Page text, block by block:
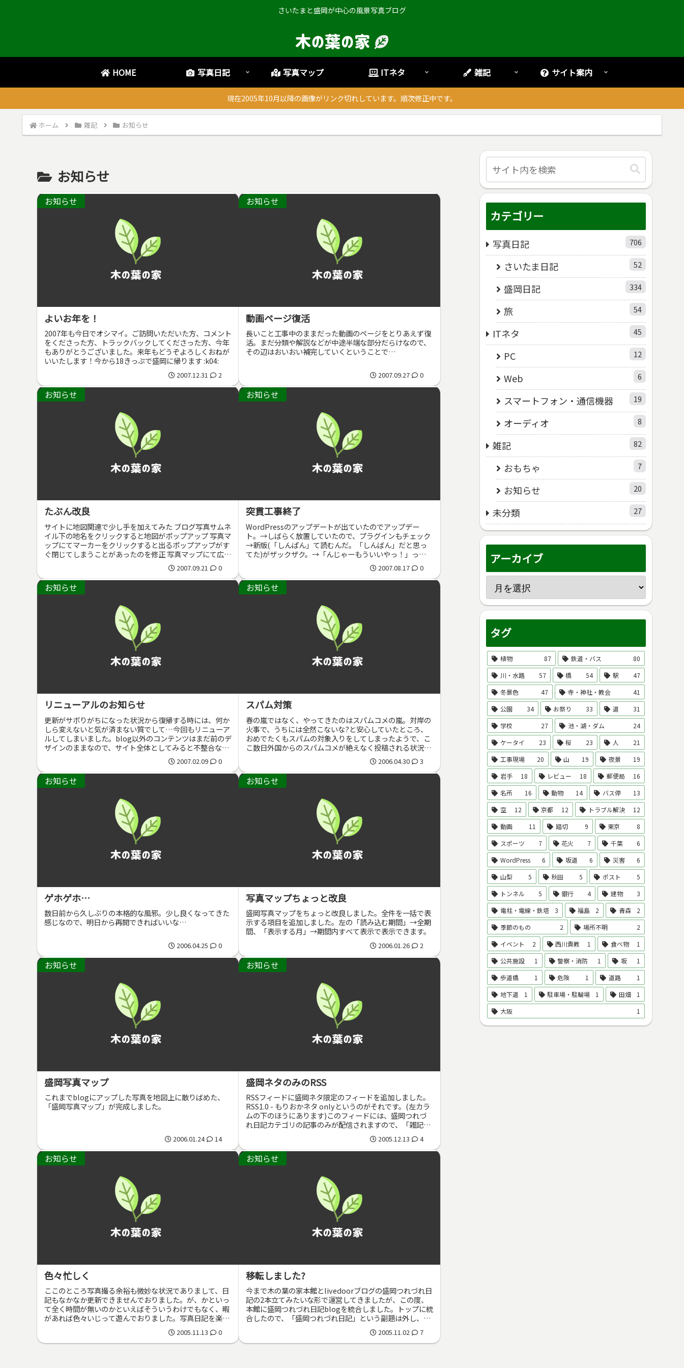
さいたまと盛岡が中心の風景写真ブログ
HOME 写真日記 写真マップ ITネタ 雑記 サイト案内
現在2005年10月以降の画像がリンク切れしています。順次修正中です。
ホーム 雑記 お知らせ
お知らせ
お知らせ
よいお年を！
2007年も今日でオシマイ。ご訪問いただいた方、コメント
をくださった方、トラックバックしてくださった方、今年
もありがとうございました。来年もどうぞよろしくおねが
いいたします！今から18きっぷで盛岡に帰ります :k04:
2007.12.31 2
お知らせ
動画ページ復活
長いこと工事中のままだった動画のページをとりあえず復
活。まだ分類や解説などが中途半端な部分だらけなので、
その辺はおいおい補完していくということで…
2007.09.27 0
お知らせ
たぶん改良
サイトに地図関連で少し手を加えてみた ブログ写真サムネ
イル下の地名をクリックすると地図がポップアップ 写真マ
ップにてマーカーをクリックすると出るポップアップがす
ぐ閉じてしまうことがあったのを修正 写真マップにて広域
2007.09.21 0
お知らせ
突貫工事終了
WordPressのアップデートが出ていたのでアップデー
ト。→しばらく放置していたので、プラグインもチェック
→新版(「しんぱん」て読むんだ。「しんばん」だと思っ
てた)がザックザク。→「んじゃーもういいやっ！」っと全
2007.08.17 0
お知らせ
リニューアルのお知らせ
更新がサボりがちになった状況から復帰する時には、何か
しら変えないと気が済まない質でして…今回もリニューア
ルしてしまいました。blog以外のコンテンツはまだ前のデ
ザインのままなので、サイト全体としてみると不整合な部
2007.02.09 0
お知らせ
スパム対策
春の嵐ではなく、やってきたのはスパムコメの嵐。対岸の
火事で、うちには全然こないな?と安心していたところ、
おめでたくもスパムの対象入りをしてしまったようで、こ
こ数日外国からのスパムコメが絶えなく投稿される状況(;
2006.04.30 3
お知らせ
ゲホゲホ…
数日前から久しぶりの本格的な風邪。少し良くなってきた
感じなので、明日から再開できればいいな…
2006.04.25 0
お知らせ
写真マップちょっと改良
盛岡写真マップをちょっと改良しました。全件を一括で表
示する項目を追加しました。左の「読み込む期間」→全期
間、「表示する月」→期間内すべて表示で表示できます。
2006.01.26 2
お知らせ
盛岡写真マップ
これまでblogにアップした写真を地図上に散りばめた、
「盛岡写真マップ」が完成しました。
2006.01.24 14
お知らせ
盛岡ネタのみのRSS
RSSフィードに盛岡ネタ限定のフィードを追加しました。
RSS1.0 - もりおかネタ onlyというのがそれです。(左カラ
ムの下のほうにあります)このフィードには、盛岡つれづ
れ日記カテゴリの記事のみが配信されますので、「雑記等
2005.12.13 4
お知らせ
色々忙しく
ここのところ写真撮る余裕も微妙な状況でありまして、日
記もなかなか更新できませんでおりました。が、かといっ
て全く時間が無いのかといえばそういうわけでもなく、暇
があれば色々いじって遊んでおりました。写真日記を楽し
2005.11.13 0
お知らせ
移転しました?
今まで木の葉の家本館とlivedoorブログの盛岡つれづれ日
記の2本立てみたいな形で運営してきましたが、この度、
本館に盛岡つれづれ日記blogを統合しました。トップに統
合したので、「盛岡つれづれ日記」という副題は外し、今
2005.11.02 7
カテゴリー
写真日記 706
さいたま日記 52
盛岡日記 334
旅 54
ITネタ 45
PC 12
Web 6
スマートフォン・通信機器 19
オーディオ 8
雑記 82
おもちゃ 7
お知らせ 20
未分類 27
アーカイブ
タグ
植物 87 鉄道・バス
80
川・水路
57 橋 54 駅
47
冬景色
47 寺・神社・教会
41
公園
34 お祭り 33 道
31
学校
27 池・湖・ダム
24
ケータイ
23 桜 23 人
21
工事現場
20 山 19 夜景
19
岩手
18 レビュー 18 郵便局
16
名所
16 動物 14 バス停
13
空
12 京都 12 トラブル解決
12
動画
11 踏切 9 東京
8
スポーツ
7 花火 7 千葉
6
WordPress
6 坂道 6 災害
6
山梨
5 秋田 5 ポスト
5
トンネル
5 銀行 4 建物
3
電柱・電線・鉄塔
3 福島 2 青森
2
季節のもの
2 場所不明
2
イベント
2 西川貴教 1 食べ物
1
公共施設
1 警察・消防 1 坂
1
歩道橋
1 危険 1 道路
1
地下道
1 駐車場・駐輪場 1 田畑
1
大阪
1